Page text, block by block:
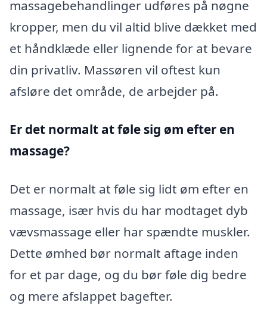
massagebehandlinger udføres på nøgne
kropper, men du vil altid blive dækket med
et håndklæde eller lignende for at bevare
din privatliv. Massøren vil oftest kun
afsløre det område, de arbejder på.
Er det normalt at føle sig øm efter en
massage?
Det er normalt at føle sig lidt øm efter en
massage, især hvis du har modtaget dyb
vævsmassage eller har spændte muskler.
Dette ømhed bør normalt aftage inden
for et par dage, og du bør føle dig bedre
og mere afslappet bagefter.